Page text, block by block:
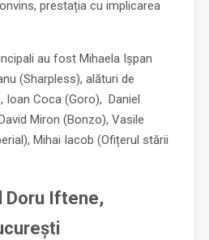
prestația cu implicarea
au fost Mihaela Ișpan
(Sharpless), alături de
Ioan Coca (Goro), Daniel
Miron (Bonzo), Vasile
Mihai Iacob (Ofițerul stării
Doru Iftene,